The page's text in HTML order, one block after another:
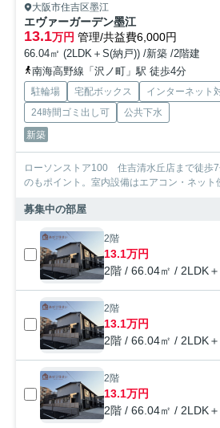
大阪市住吉区墨江
エヴァーガーデン墨江
13.1万円 管理/共益費6,000円
66.04㎡ (2LDK＋S(納戸)) /新築 /2階建
南海高野線「沢ノ町」駅 徒歩4分
駐輪場 宅配ボックス インターネット
24時間ゴミ出し可
公共下水
新築
ローソンストア100 住吉清水丘店まで徒歩
のもポイント。室内設備はエアコン・ネット
募集中の部屋
2階
13.1万円
2階 / 66.04㎡ / 2LDK
2階
13.1万円
2階 / 66.04㎡ / 2LDK
2階
13.1万円
2階 / 66.04㎡ / 2LDK